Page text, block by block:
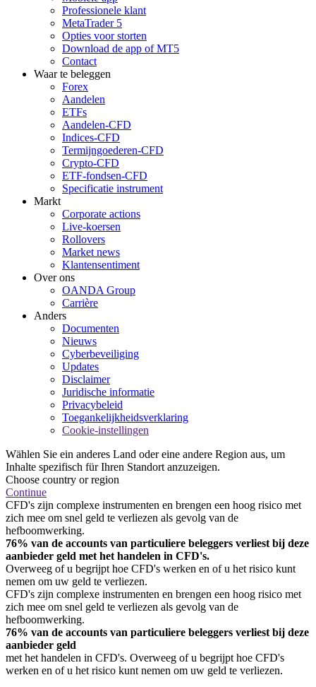
Professionele klant
MetaTrader 5
Opties voor storten
Download de app of MT5
Contact
Waar te beleggen
Forex
Aandelen
ETFs
Aandelen-CFD
Indices-CFD
Termijngoederen-CFD
Crypto-CFD
ETF-fondsen-CFD
Specificatie instrument
Markt
Corporate actions
Live-koersen
Rollovers
Market news
Klantensentiment
Over ons
OANDA Group
Carrière
Anders
Documenten
Nieuws
Cyberbeveiliging
Updates
Disclaimer
Juridische informatie
Privacybeleid
Toegankelijkheidsverklaring
Cookie-instellingen
Wählen Sie ein anderes Land oder eine andere Region aus, um
Inhalte spezifisch für Ihren Standort anzuzeigen.
Choose country or region
Continue
CFD's zijn complexe instrumenten en brengen een hoog risico met
zich mee om snel geld te verliezen als gevolg van de
hefboomwerking.
76% van de accounts van particuliere beleggers verliest bij deze
aanbieder geld met het handelen in CFD's.
Overweeg of u begrijpt hoe CFD's werken en of u het risico kunt
nemen om uw geld te verliezen.
CFD's zijn complexe instrumenten en brengen een hoog risico met
zich mee om snel geld te verliezen als gevolg van de
hefboomwerking.
76% van de accounts van particuliere beleggers verliest bij deze
aanbieder geld
met het handelen in CFD's. Overweeg of u begrijpt hoe CFD's
werken en of u het risico kunt nemen om uw geld te verliezen.